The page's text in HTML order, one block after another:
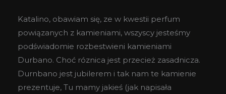
Katalino, obawiam się, ze w kwestii perfum
powiązanych z kamieniami, wszyscy jesteśmy
podświadomie rozbestwieni kamieniami
Durbano. Choć róznica jest przecież zasadnicza.
Durnbano jest jubilerem i tak nam te kamienie
prezentuje, Tu mamy jakieś (jak napisała